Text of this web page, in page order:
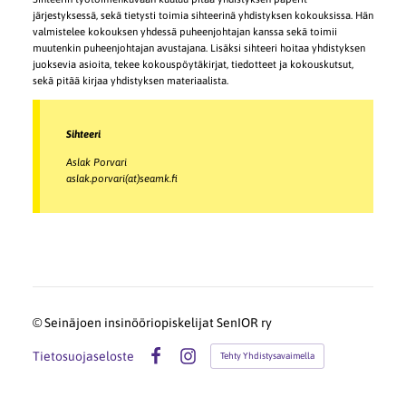
järjestyksessä, sekä tietysti toimia sihteerinä yhdistyksen kokouksissa. Hän
valmistelee kokouksen yhdessä puheenjohtajan kanssa sekä toimii
muutenkin puheenjohtajan avustajana. Lisäksi sihteeri hoitaa yhdistyksen
juoksevia asioita, tekee kokouspöytäkirjat, tiedotteet ja kokouskutsut,
sekä pitää kirjaa yhdistyksen materiaalista.
Sihteeri
Aslak Porvari
aslak.porvari(at)seamk.fi
©Seinäjoen insinööriopiskelijat SenIOR ry
Tietosuojaseloste
Instagram
Tehty Yhdistysavaimella